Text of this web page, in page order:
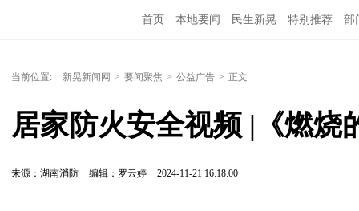
首页 本地要闻 民生新晃 特别推荐 部
当前位置: 新晃新闻网 > 要闻聚焦 > 公益广告 > 正文
居家防火安全视频 |《燃烧
来源：湖南消防 编辑：罗云婷 2024-11-21 16:18:00